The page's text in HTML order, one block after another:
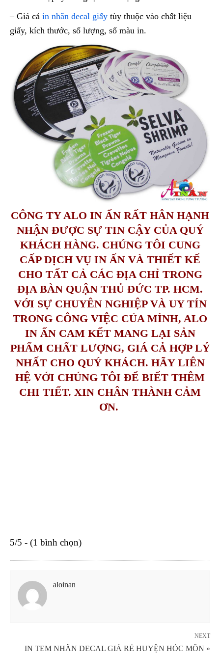
– Giá cả in nhãn decal giấy tùy thuộc vào chất liệu
giấy, kích thước, số lượng, số màu in.
CÔNG TY ALO IN ẤN RẤT HÂN HẠNH
NHẬN ĐƯỢC SỰ TIN CẬY CỦA QUÝ
KHÁCH HÀNG. CHÚNG TÔI CUNG
CẤP DỊCH VỤ IN ẤN VÀ THIẾT KẾ
CHO TẤT CẢ CÁC ĐỊA CHỈ TRONG
ĐỊA BÀN QUẬN THỦ ĐỨC TP. HCM.
VỚI SỰ CHUYÊN NGHIỆP VÀ UY TÍN
TRONG CÔNG VIỆC CỦA MÌNH, ALO
IN ẤN CAM KẾT MANG LẠI SẢN
PHẨM CHẤT LƯỢNG, GIÁ CẢ HỢP LÝ
NHẤT CHO QUÝ KHÁCH. HÃY LIÊN
HỆ VỚI CHÚNG TÔI ĐỂ BIẾT THÊM
CHI TIẾT. XIN CHÂN THÀNH CẢM
ƠN.
5/5 - (1 bình chọn)
aloinan
NEXT
IN TEM NHÃN DECAL GIÁ RẺ HUYỆN HÓC MÔN »